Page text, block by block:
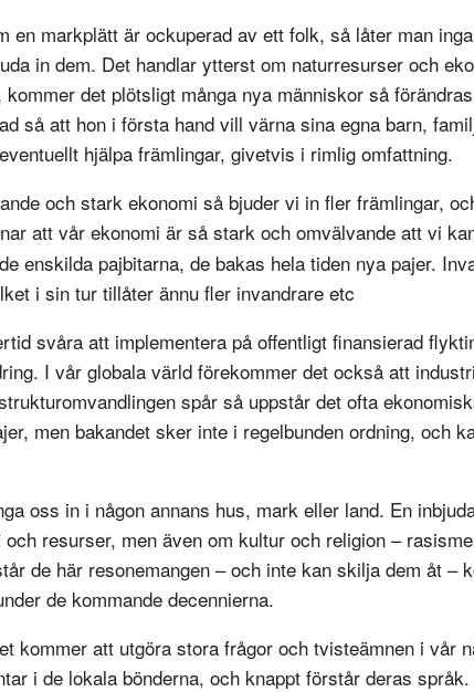
en markplätt är ockuperad av ett folk, så låter man
in dem. Det handlar ytterst om naturresurser och
det plötsligt många nya människor så
så att hon i första hand vill värna sina egna barn,
hjälpa främlingar, givetvis i rimlig omfattning.
och stark ekonomi så bjuder vi in fler främlingar,
att vår ekonomi är så stark och omvälvande att vi
enskilda pajbitarna, de bakas hela tiden nya pajer.
i sin tur tillåter ännu fler invandrare etc
svåra att implementera på offentligt finansierad
I vår globala värld förekommer det också att
spår så uppstår det ofta
men bakandet sker inte i regelbunden ordning, och
oss in i någon annans hus, mark eller land. En
resurser, men även om kultur och religion –
de här resonemangen – och inte kan skilja dem åt –
de kommande decennierna.
kommer att utgöra stora frågor och tvisteämnen i vår
i de lokala bönderna, och knappt förstår deras språk.